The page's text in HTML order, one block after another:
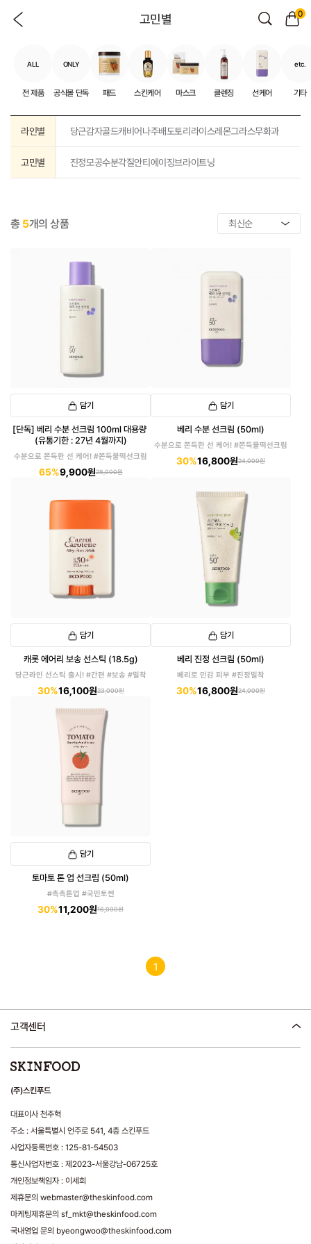
고민별 0
ALL
전 제품
ONLY
공식몰 단독 패드 스킨케어 마스크 클렌징 선케어
etc.
기타
라인별 당근감자골드캐비어나주배도토리 라이스레몬그라스무화과
고민별 진정모공수분각질안티에이징브라이트닝
총 5개의 상품
담기
[단독] 베리 수분 선크림 100ml 대용량
(유통기한 : 27년 4월까지)
수분으로 쫀득한 선 케어! #쫀득물떡선크림
65%9,900원28,000원
담기
베리 수분 선크림 (50ml)
수분으로 쫀득한 선 케어! #쫀득물떡선크림
30%16,800원24,000원
담기
캐롯 에어리 보송 선스틱 (18.5g)
당근라인 선스틱 출시! #간편 #보송 #밀착
30%16,100원23,000원
담기
베리 진정 선크림 (50ml)
베리로 민감 피부 #진정밀착
30%16,800원24,000원
담기
토마토 톤 업 선크림 (50ml)
#촉촉톤업 #국민토썬
30%11,200원16,000원
1
고객센터
(주)스킨푸드
대표이사 천주혁
주소 : 서울특별시 언주로 541, 4층 스킨푸드
사업자등록번호 : 125-81-54503
통신사업자번호 : 제2023-서울강남-06725호
개인정보책임자 : 이세희
제휴문의 webmaster@theskinfood.com
마케팅제휴문의 sf_mkt@theskinfood.com
국내영업 문의 byeongwoo@theskinfood.com